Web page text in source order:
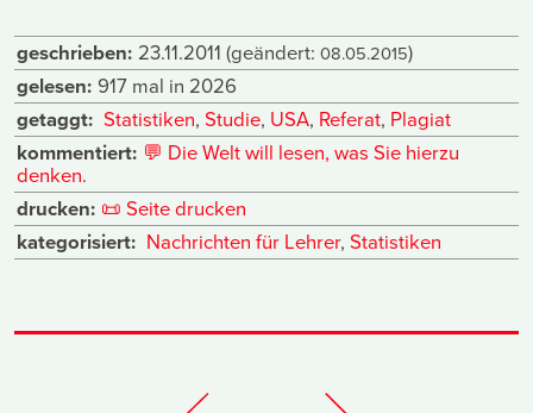
geschrieben: 23.11.2011 (geändert: 08.05.2015)
gelesen: 917 mal in 2026
getaggt: Statistiken, Studie, USA, Referat, Plagiat
kommentiert: 💬 Die Welt will lesen, was Sie hierzu
denken.
drucken: 📜 Seite drucken
kategorisiert: Nachrichten für Lehrer, Statistiken